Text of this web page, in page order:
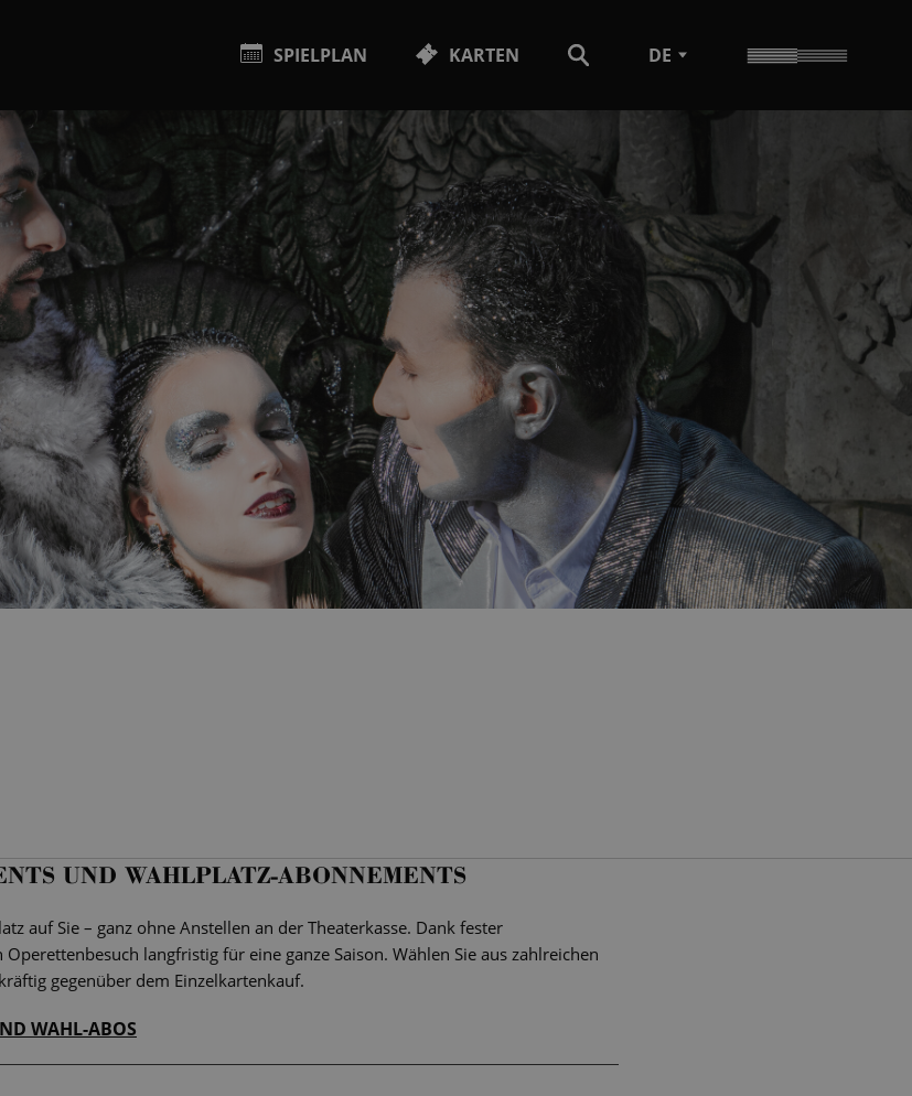
SPIELPLAN KARTEN DE
UND WAHLPLATZ-ABONNEMENTS
auf Sie – ganz ohne Anstellen an der Theaterkasse. Dank fester
langfristig für eine ganze Saison. Wählen Sie aus zahlreichen
gegenüber dem Einzelkartenkauf.
WAHL-ABOS